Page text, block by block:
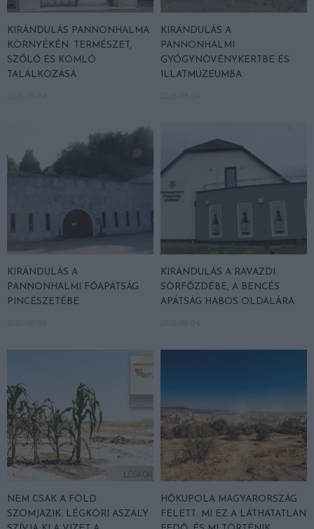
KIRÁNDULÁS PANNONHALMA
KÖRNYÉKÉN: TERMÉSZET,
SZŐLŐ ÉS KOMLÓ
TALÁLKOZÁSA
KIRÁNDULÁS A
PANNONHALMI
GYÓGYNÖVÉNYKERTBE ÉS
ILLATMÚZEUMBA
KIRÁNDULÁS A
PANNONHALMI FŐAPÁTSÁG
PINCÉSZETÉBE
KIRÁNDULÁS A RAVAZDI
SÖRFŐZDÉBE, A BENCÉS
APÁTSÁG HABOS OLDALÁRA
NEM CSAK A FÖLD
SZOMJAZIK: LÉGKÖRI ASZÁLY
HŐKUPOLA MAGYARORSZÁG
FELETT: MI EZ A LÁTHATATLAN